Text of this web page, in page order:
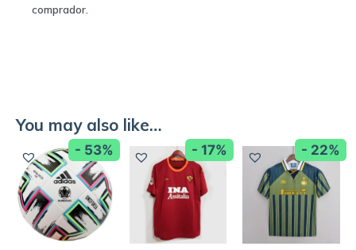
comprador.
You may also like…
- 53% - 17% - 22%